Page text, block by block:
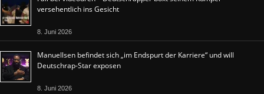
versehentlich ins Gesicht
8. Juni 2026
Manuellsen befindet sich „im Endspurt der Karriere“ und will
Deutschrap-Star exposen
8. Juni 2026